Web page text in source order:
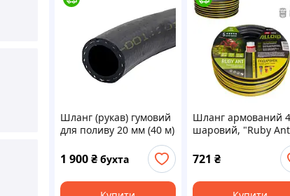
Шланг (рукав) гумовий
для поливу 20 мм (40 м)
1 900₴ бухта
Шланг армований
шаровий, "Ruby
1/2" 30 м +
розприскувач
"Равлик", 2
конектор і ніж.
Pro
721 ₴